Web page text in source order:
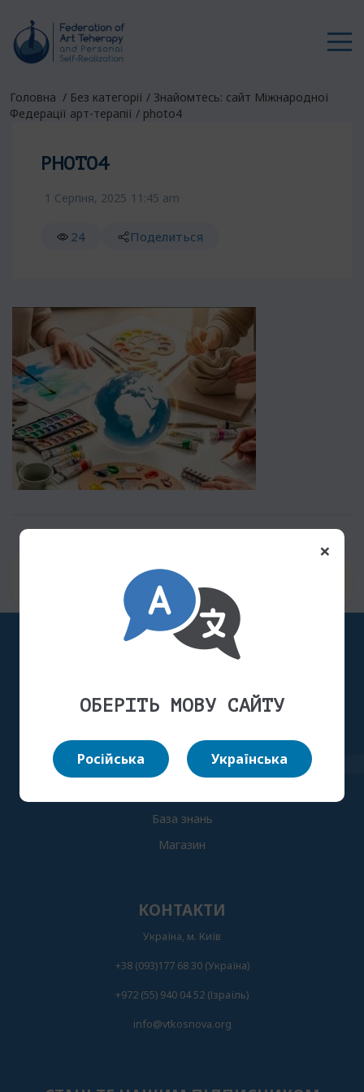
Головна / Без категорії / Знайомтесь: сайт Міжнародної
Федерації арт-терапії / photo4
PHOTO4
1 Серпня, 2025 11:45 am
24 Поделиться
Головна
Каталог психологів
База знань
Магазин
КОНТАКТИ
Українa, м. Київ
+38 (093)177 68 30 (Українa)
+972 (55) 940 04 52 (Ізраїль)
info@vtkosnova.org
×
ОБЕРІТЬ МОВУ САЙТУ
Російська Українська